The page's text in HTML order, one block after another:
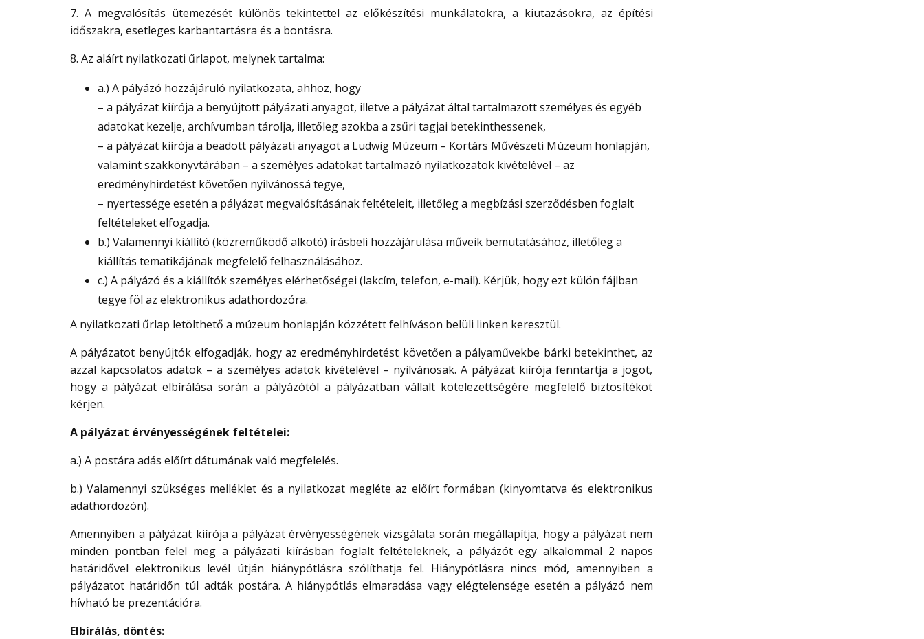
7. A megvalósítás ütemezését különös tekintettel az előkészítési munkálatokra, a kiutazásokra, az építési
időszakra, esetleges karbantartásra és a bontásra.
8. Az aláírt nyilatkozati űrlapot, melynek tartalma:
a.) A pályázó hozzájáruló nyilatkozata, ahhoz, hogy
– a pályázat kiírója a benyújtott pályázati anyagot, illetve a pályázat által tartalmazott személyes és egyéb
adatokat kezelje, archívumban tárolja, illetőleg azokba a zsűri tagjai betekinthessenek,
– a pályázat kiírója a beadott pályázati anyagot a Ludwig Múzeum – Kortárs Művészeti Múzeum honlapján,
valamint szakkönyvtárában – a személyes adatokat tartalmazó nyilatkozatok kivételével – az
eredményhirdetést követően nyilvánossá tegye,
– nyertessége esetén a pályázat megvalósításának feltételeit, illetőleg a megbízási szerződésben foglalt
feltételeket elfogadja.
b.) Valamennyi kiállító (közreműködő alkotó) írásbeli hozzájárulása műveik bemutatásához, illetőleg a
kiállítás tematikájának megfelelő felhasználásához.
c.) A pályázó és a kiállítók személyes elérhetőségei (lakcím, telefon, e-mail). Kérjük, hogy ezt külön fájlban
tegye föl az elektronikus adathordozóra.
A nyilatkozati űrlap letölthető a múzeum honlapján közzétett felhíváson belüli linken keresztül.
A pályázatot benyújtók elfogadják, hogy az eredményhirdetést követően a pályaművekbe bárki betekinthet, az
azzal kapcsolatos adatok – a személyes adatok kivételével – nyilvánosak. A pályázat kiírója fenntartja a jogot,
hogy a pályázat elbírálása során a pályázótól a pályázatban vállalt kötelezettségére megfelelő biztosítékot
kérjen.
A pályázat érvényességének feltételei:
a.) A postára adás előírt dátumának való megfelelés.
b.) Valamennyi szükséges melléklet és a nyilatkozat megléte az előírt formában (kinyomtatva és elektronikus
adathordozón).
Amennyiben a pályázat kiírója a pályázat érvényességének vizsgálata során megállapítja, hogy a pályázat nem
minden pontban felel meg a pályázati kiírásban foglalt feltételeknek, a pályázót egy alkalommal 2 napos
határidővel elektronikus levél útján hiánypótlásra szólíthatja fel. Hiánypótlásra nincs mód, amennyiben a
pályázatot határidőn túl adták postára. A hiánypótlás elmaradása vagy elégtelensége esetén a pályázó nem
hívható be prezentációra.
Elbírálás, döntés: